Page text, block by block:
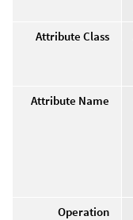
Attribute Class
Attribute Name
Operation